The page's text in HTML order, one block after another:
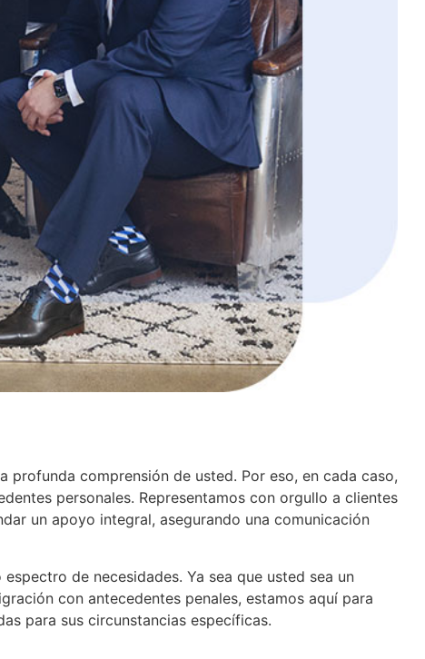
profunda comprensión de usted. Por eso, en cada caso,
personales. Representamos con orgullo a clientes
un apoyo integral, asegurando una comunicación
de necesidades. Ya sea que usted sea un
con antecedentes penales, estamos aquí para
para sus circunstancias específicas.